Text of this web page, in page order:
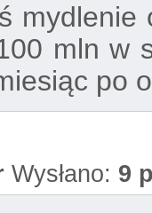
mydlenie
mln w
po
Wysłano: 9